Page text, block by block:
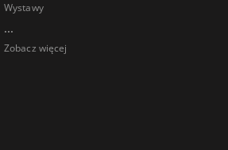
Wystawy
...
Zobacz więcej